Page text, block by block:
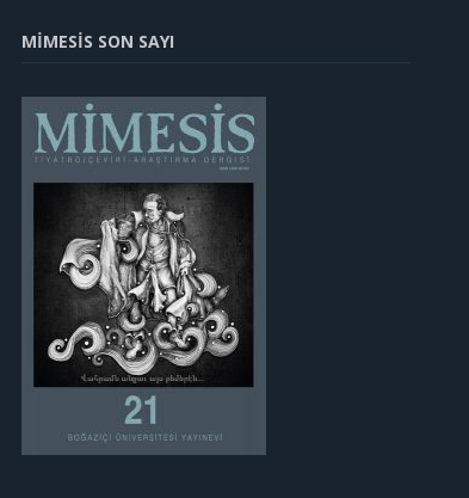
MİMESİS SON SAYI